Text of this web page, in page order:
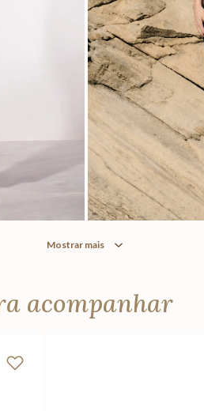
Mostrar mais
acompanhar